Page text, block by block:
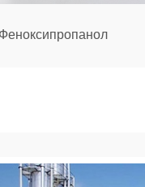
Феноксипропанол